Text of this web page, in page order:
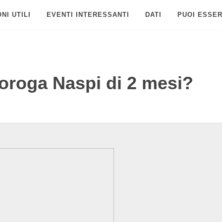
UTILI EVENTI INTERESSANTI DATI PUOI
Naspi di 2 mesi?